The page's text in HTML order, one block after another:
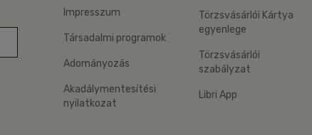
Impresszum
Társadalmi programok
Adományozás
Akadálymentesítési
nyilatkozat
Törzsvásárlói Kártya
egyenlege
Törzsvásárlói
szabályzat
Libri App